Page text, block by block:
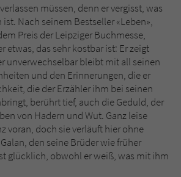
müssen, denn er vergisst, was
Nach seinem Bestseller «Leben»,
Preis der Leipziger Buchmesse,
etwas, das sehr kostbar ist: Er zeigt
unverwechselbar bleibt mit all seinen
und den Erinnerungen, die er
die der Erzähler ihm bei seinen
berührt tief, auch die Geduld, der
von Hadern und Wut. Ganz leise
voran, doch sie verläuft hier ohne
den seine Brüder wie früher
glücklich, obwohl er weiß, was mit ihm
Couch Medien GmbH & Co. KG
Cookie gewährleistet die
der Webseite mit dem
Es wird benötigt um z. B. den
des Kontaktformulars zu